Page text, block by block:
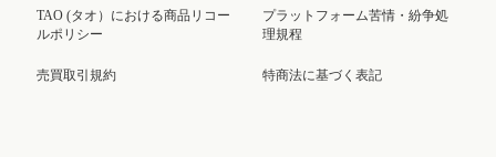
TAO (タオ）における商品リコー
ルポリシー
売買取引規約
プラットフォーム苦情・紛争処
理規程
特商法に基づく表記